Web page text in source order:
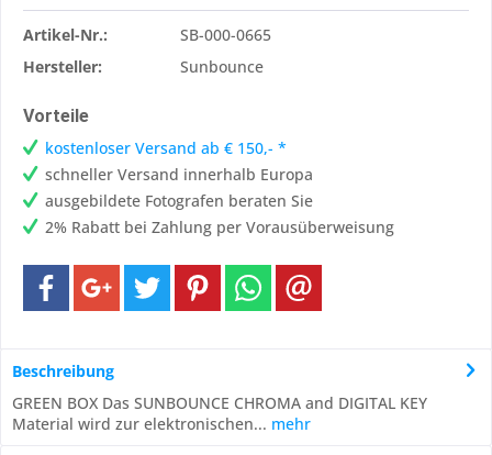
Artikel-Nr.:
SB-000-0665
Hersteller:
Sunbounce
Vorteile
kostenloser Versand ab € 150,- *
schneller Versand innerhalb Europa
ausgebildete Fotografen beraten Sie
2% Rabatt bei Zahlung per Vorausüberweisung
Beschreibung
GREEN BOX Das SUNBOUNCE CHROMA and DIGITAL KEY
Material wird zur elektronischen... mehr